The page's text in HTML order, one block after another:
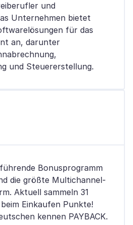
und
Unternehmen bietet
für das
an, darunter
und Steuererstellung.
Bonusprogramm
die größte Multichannel-
Aktuell sammeln 31
Einkaufen Punkte!
kennen PAYBACK.